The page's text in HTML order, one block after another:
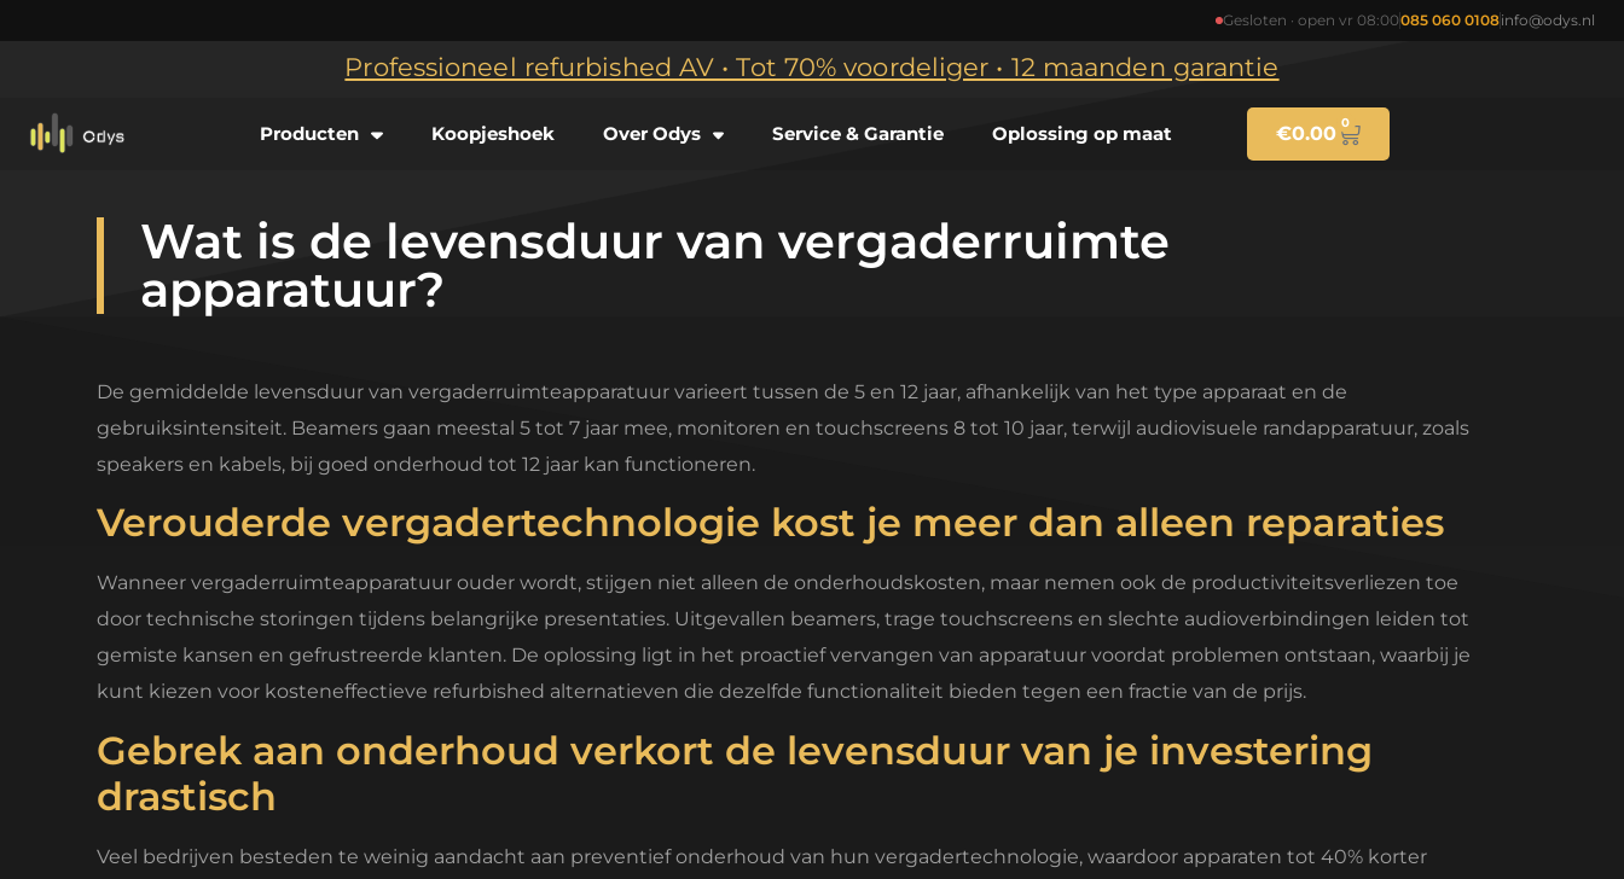
Gesloten · open vr 08:00085 060 0108info@odys.nl
Professioneel refurbished AV • Tot 70% voordeliger • 12 maanden garantie
Producten Koopjeshoek Over Odys Service & Garantie Oplossing op maat €0.00 0
Wat is de levensduur van vergaderruimte
apparatuur?
De gemiddelde levensduur van vergaderruimteapparatuur varieert tussen de 5 en 12 jaar, afhankelijk van het type apparaat en de
gebruiksintensiteit. Beamers gaan meestal 5 tot 7 jaar mee, monitoren en touchscreens 8 tot 10 jaar, terwijl audiovisuele randapparatuur, zoals
speakers en kabels, bij goed onderhoud tot 12 jaar kan functioneren.
Verouderde vergadertechnologie kost je meer dan alleen reparaties
Wanneer vergaderruimteapparatuur ouder wordt, stijgen niet alleen de onderhoudskosten, maar nemen ook de productiviteitsverliezen toe
door technische storingen tijdens belangrijke presentaties. Uitgevallen beamers, trage touchscreens en slechte audioverbindingen leiden tot
gemiste kansen en gefrustreerde klanten. De oplossing ligt in het proactief vervangen van apparatuur voordat problemen ontstaan, waarbij je
kunt kiezen voor kosteneffectieve refurbished alternatieven die dezelfde functionaliteit bieden tegen een fractie van de prijs.
Gebrek aan onderhoud verkort de levensduur van je investering
drastisch
Veel bedrijven besteden te weinig aandacht aan preventief onderhoud van hun vergadertechnologie, waardoor apparaten tot 40% korter